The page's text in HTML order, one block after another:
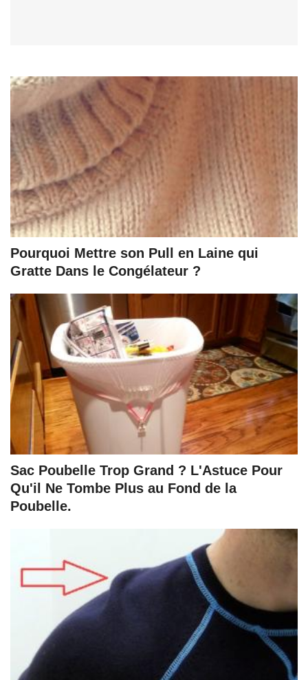
Pourquoi Mettre son Pull en Laine qui
Gratte Dans le Congélateur ?
Sac Poubelle Trop Grand ? L'Astuce Pour
Qu'il Ne Tombe Plus au Fond de la
Poubelle.